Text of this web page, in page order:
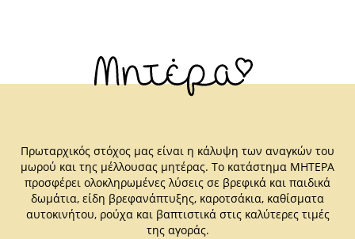
Πρωταρχικός στόχος μας είναι η κάλυψη των αναγκών του
μωρού και της μέλλουσας μητέρας. Το κατάστημα ΜΗΤΕΡΑ
προσφέρει ολοκληρωμένες λύσεις σε βρεφικά και παιδικά
δωμάτια, είδη βρεφανάπτυξης, καροτσάκια, καθίσματα
αυτοκινήτου, ρούχα και βαπτιστικά στις καλύτερες τιμές
της αγοράς.